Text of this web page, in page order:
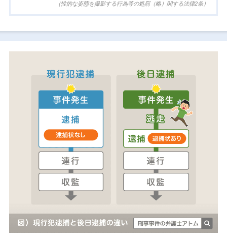
（性的な姿態を撮影する行為等の処罰（略）関する法律2条）